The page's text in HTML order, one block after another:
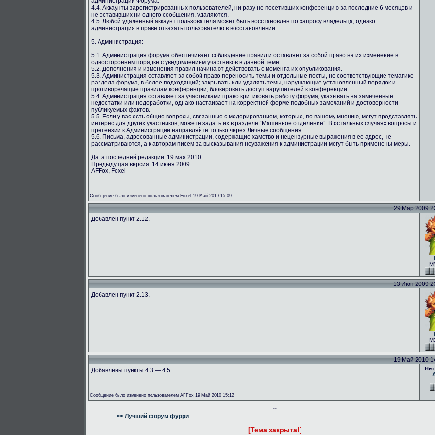
4.4. Аккаунты зарегистрированных пользователей, ни разу не посетивших конференцию за последние 6 месяцев и
не оставивших ни одного сообщения, удаляются.
4.5. Любой удаленный аккаунт пользователя может быть восстановлен по запросу владельца, однако
администрация в праве отказать пользователю в восстановлении.
5. Администрация:
5.1. Администрация форума обеспечивает соблюдение правил и оставляет за собой право на их изменение в
одностороннем порядке с уведомлением участников в данной теме.
5.2. Дополнения и изменения правил начинают действовать с момента их опубликования.
5.3. Администрация оставляет за собой право переносить темы и отдельные посты, не соответствующие тематике
раздела форума, в более подходящий; закрывать или удалять темы, нарушающие установленный порядок и
противоречащие правилам конференции; блокировать доступ нарушителей к конференции.
5.4. Администрация оставляет за участниками право критиковать работу форума, указывать на замеченные
недостатки или недоработки, однако настаивает на корректной форме подобных замечаний и достоверности
публикуемых фактов.
5.5. Если у вас есть общие вопросы, связанные с модерированием, которые, по вашему мнению, могут представлять
интерес для других участников, можете задать их в разделе “Машинное отделение”. В остальных случаях вопросы и
претензии к Администрации направляйте только через Личные сообщения.
5.6. Письма, адресованные администрации, содержащие хамство и нецензурные выражения в ее адрес, не
рассматриваются, а к авторам писем за высказывания неуважения к администрации могут быть применены меры.
Дата последней редакции: 19 мая 2010.
Предыдущая версия: 14 июня 2009.
AFFox, Foxel
Сообщение было изменено пользователем Foxel 19 Май 2010 15:09
29 Мар 2009
Добавлен пункт 2.12.
13 Июн 2009
Добавлен пункт 2.13.
19 Май 2010
Добавлены пункты 4.3 — 4.5.
Сообщение было изменено пользователем AFFox 19 Май 2010 15:12
Нет
--
<< Лучший форум фурри
[Тема закрыта!]